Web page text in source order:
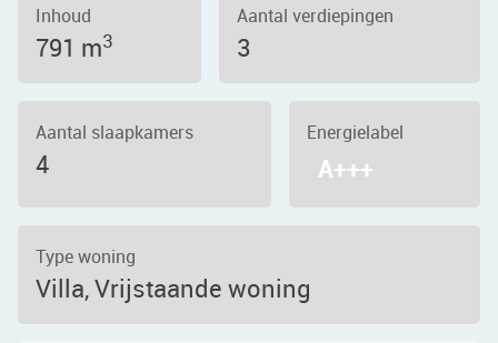
Inhoud
791 m3
Aantal verdiepingen
3
Aantal slaapkamers
4
Energielabel
A+++
Type woning
Villa, Vrijstaande woning